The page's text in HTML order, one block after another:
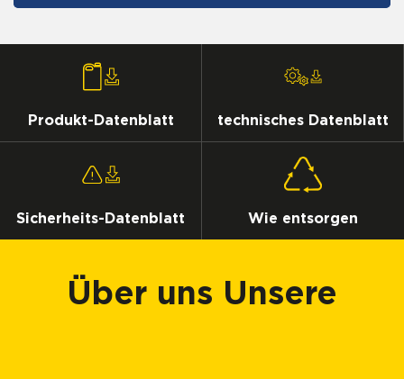
Produkt-Datenblatt technisches Datenblatt
Sicherheits-Datenblatt Wie entsorgen
Über uns Unsere